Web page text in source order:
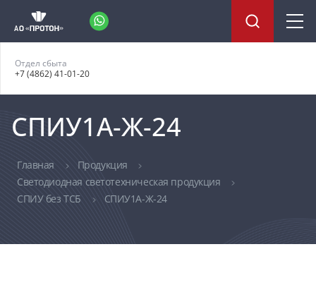
Отдел сбыта
+7 (4862) 41-01-20
СПИУ1А-Ж-24
Главная
Продукция
Светодиодная светотехническая продукция
СПИУ без ТСБ
СПИУ1А-Ж-24